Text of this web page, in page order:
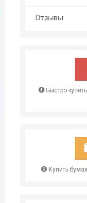
Отзывы:
Быстро
Купить